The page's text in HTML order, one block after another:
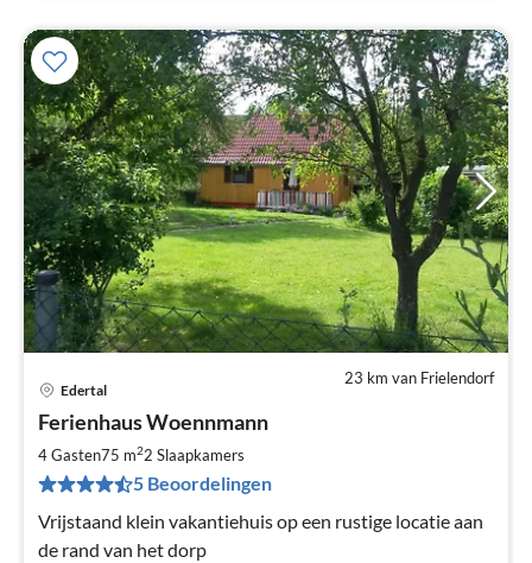
23 km van Frielendorf
Edertal
Ferienhaus Woennmann
4 Gasten75 m22 Slaapkamers
5 Beoordelingen
Vrijstaand klein vakantiehuis op een rustige locatie aan
de rand van het dorp